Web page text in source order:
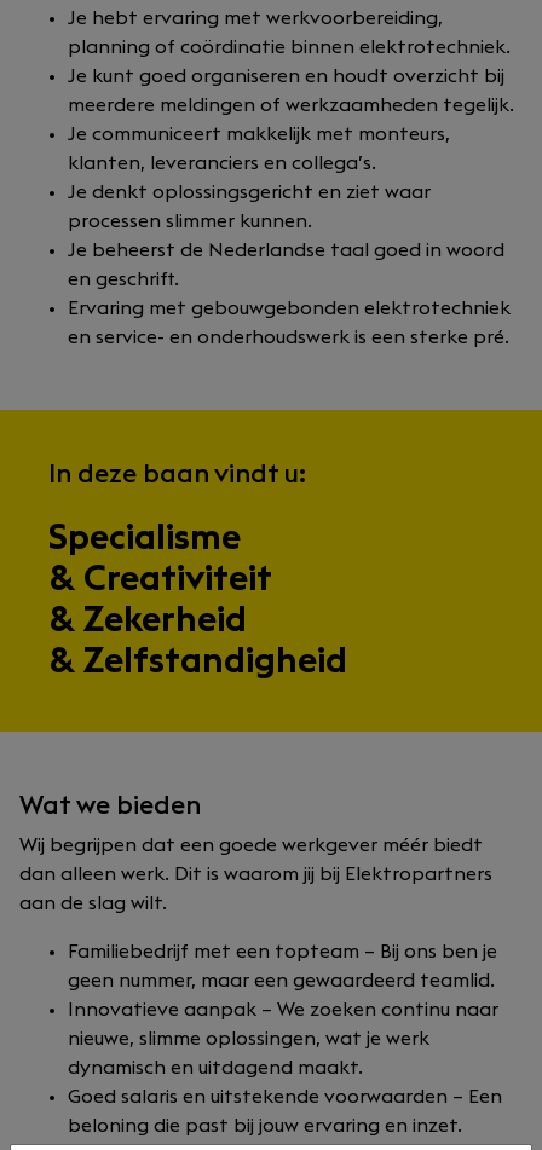
Je hebt ervaring met werkvoorbereiding,
planning of coördinatie binnen elektrotechniek.
Je kunt goed organiseren en houdt overzicht bij
meerdere meldingen of werkzaamheden tegelijk.
Je communiceert makkelijk met monteurs,
klanten, leveranciers en collega’s.
Je denkt oplossingsgericht en ziet waar
processen slimmer kunnen.
Je beheerst de Nederlandse taal goed in woord
en geschrift.
Ervaring met gebouwgebonden elektrotechniek
en service- en onderhoudswerk is een sterke pré.
In deze baan vindt u:
Specialisme
& Creativiteit
& Zekerheid
& Zelfstandigheid
Wat we bieden
Wij begrijpen dat een goede werkgever méér biedt
dan alleen werk. Dit is waarom jij bij Elektropartners
aan de slag wilt.
Familiebedrijf met een topteam – Bij ons ben je
geen nummer, maar een gewaardeerd teamlid.
Innovatieve aanpak – We zoeken continu naar
nieuwe, slimme oplossingen, wat je werk
dynamisch en uitdagend maakt.
Goed salaris en uitstekende voorwaarden – Een
beloning die past bij jouw ervaring en inzet.